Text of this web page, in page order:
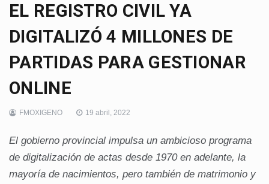
EL REGISTRO CIVIL YA
DIGITALIZÓ 4 MILLONES DE
PARTIDAS PARA GESTIONAR
ONLINE
FMOXIGENO 19 abril, 2022
El gobierno provincial impulsa un ambicioso programa
de digitalización de actas desde 1970 en adelante, la
mayoría de nacimientos, pero también de matrimonio y